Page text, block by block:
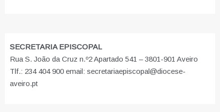
SECRETARIA EPISCOPAL
Rua S. João da Cruz n.º2 Apartado 541 – 3801-901 Aveiro
Tlf.: 234 404 900 email: secretariaepiscopal@diocese-
aveiro.pt